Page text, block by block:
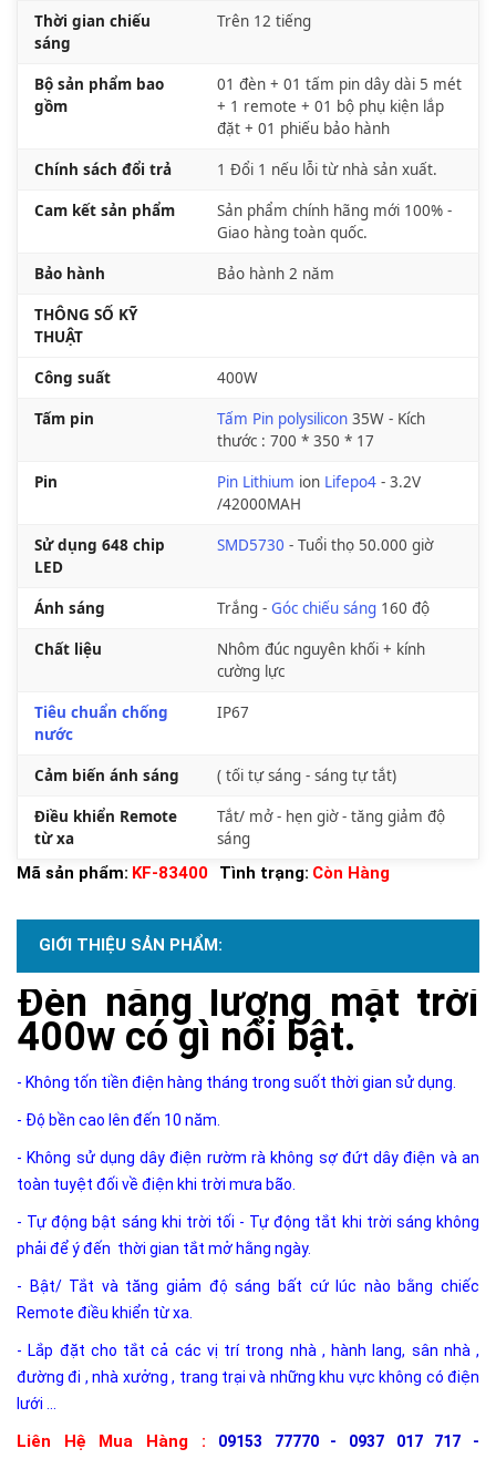
Thời gian chiếu
sáng
Trên 12 tiếng
Bộ sản phẩm bao
gồm
01 đèn + 01 tấm pin dây dài 5 mét
+ 1 remote + 01 bộ phụ kiện lắp
đặt + 01 phiếu bảo hành
Chính sách đổi trả 1 Đổi 1 nếu lỗi từ nhà sản xuất.
Cam kết sản phẩm
Sản phẩm chính hãng mới 100% -
Giao hàng toàn quốc.
Bảo hành Bảo hành 2 năm
THÔNG SỐ KỸ
THUẬT
Công suất 400W
Tấm pin Tấm Pin polysilicon 35W - Kích
thước : 700 * 350 * 17
Pin Pin Lithium ion Lifepo4 - 3.2V
/42000MAH
Sử dụng 648 chip
LED
SMD5730 - Tuổi thọ 50.000 giờ
Ánh sáng Trắng - Góc chiếu sáng 160 độ
Chất liệu
Nhôm đúc nguyên khối + kính
cường lực
Tiêu chuẩn chống
nước
IP67
Cảm biến ánh sáng ( tối tự sáng - sáng tự tắt)
Điều khiển Remote
từ xa
Tắt/ mở - hẹn giờ - tăng giảm độ
sáng
Mã sản phẩm: KF-83400 Tình trạng: Còn Hàng
GIỚI THIỆU SẢN PHẨM:
Đèn năng lượng mặt trời
400w có gì nổi bật.
- Không tốn tiền điện hàng tháng trong suốt thời gian sử dụng.
- Độ bền cao lên đến 10 năm.
- Không sử dụng dây điện rườm rà không sợ đứt dây điện và an
toàn tuyệt đối về điện khi trời mưa bão.
- Tự động bật sáng khi trời tối - Tự động tắt khi trời sáng không
phải để ý đến thời gian tắt mở hằng ngày.
- Bật/ Tắt và tăng giảm độ sáng bất cứ lúc nào bằng chiếc
Remote điều khiển từ xa.
- Lắp đặt cho tắt cả các vị trí trong nhà , hành lang, sân nhà ,
đường đi , nhà xưởng , trang trại và những khu vực không có điện
lưới ...
Liên Hệ Mua Hàng :
09153 77770 - 0937 017 717 -